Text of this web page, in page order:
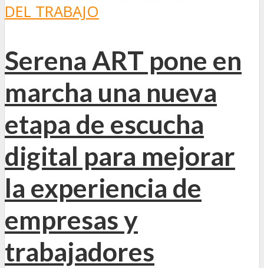
DEL TRABAJO
Serena ART pone en
marcha una nueva
etapa de escucha
digital para mejorar
la experiencia de
empresas y
trabajadores